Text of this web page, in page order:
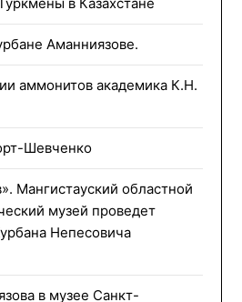
Аманниязове.
аммонитов академика К.Н.
Шевченко
Мангистауский областной
музей проведет
Непесовича
в музее Санкт-